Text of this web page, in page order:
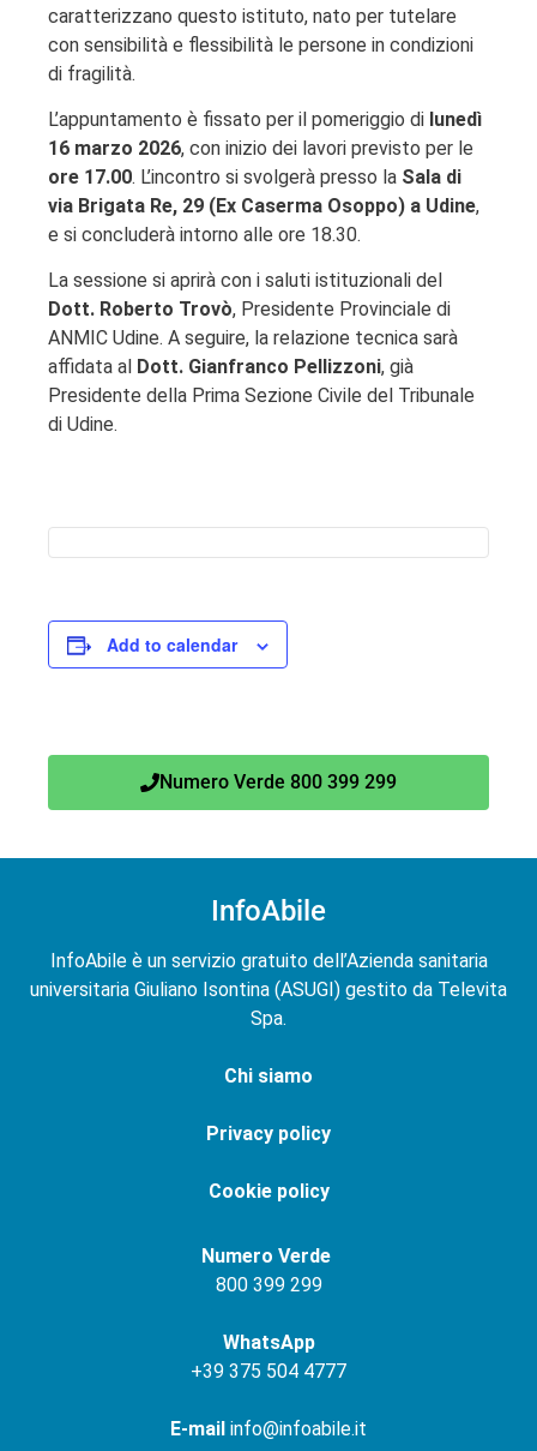
caratterizzano questo istituto, nato per tutelare
con sensibilità e flessibilità le persone in condizioni
di fragilità.
L’appuntamento è fissato per il pomeriggio di lunedì
16 marzo 2026, con inizio dei lavori previsto per le
ore 17.00. L’incontro si svolgerà presso la Sala di
via Brigata Re, 29 (Ex Caserma Osoppo) a Udine,
e si concluderà intorno alle ore 18.30.
La sessione si aprirà con i saluti istituzionali del
Dott. Roberto Trovò, Presidente Provinciale di
ANMIC Udine. A seguire, la relazione tecnica sarà
affidata al Dott. Gianfranco Pellizzoni, già
Presidente della Prima Sezione Civile del Tribunale
di Udine.
Add to calendar
Numero Verde 800 399 299
InfoAbile
InfoAbile è un servizio gratuito dell’Azienda sanitaria
universitaria Giuliano Isontina (ASUGI) gestito da Televita
Spa.
Chi siamo
Privacy policy
Cookie policy
Numero Verde
800 399 299
WhatsApp
+39 375 504 4777
E-mail info@infoabile.it